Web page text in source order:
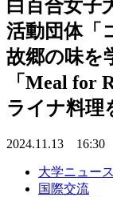
白百合女子
活動団体「
故郷の味を
「Meal for
ライナ料理
2024.11.13 16:30
大学ニュース
国際交流